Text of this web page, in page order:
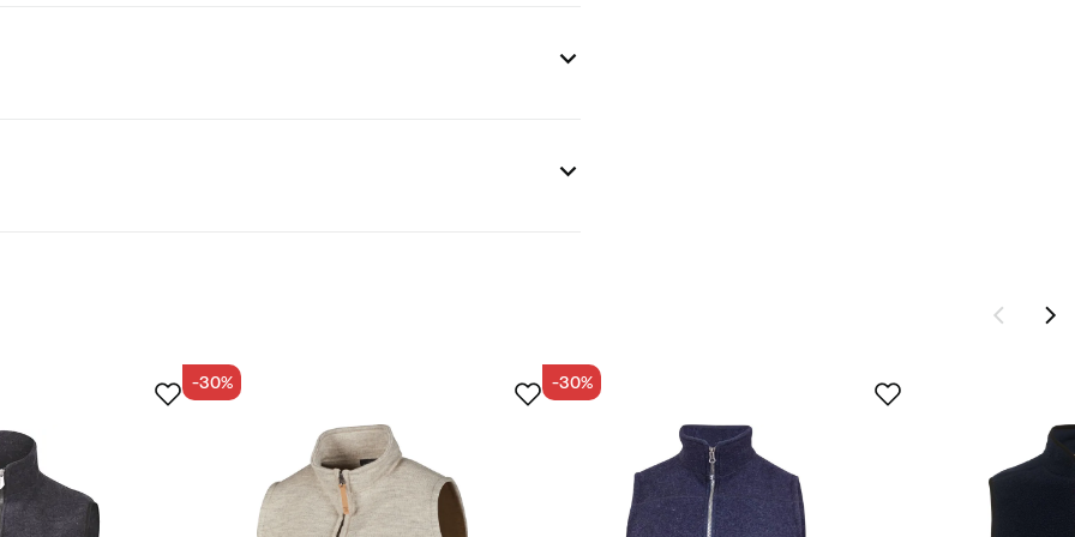
tai Bluesign APPROVED -sertifikaateilla, saavat
Bluesign®-tuotesertifiointi varmistaa, että
ostaja
-30% -30%